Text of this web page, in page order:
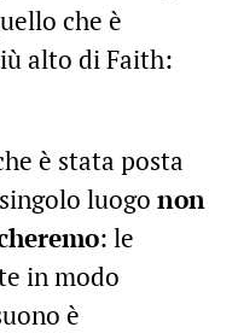
che è
alto di Faith:
è stata posta
luogo non
: le
in modo
è